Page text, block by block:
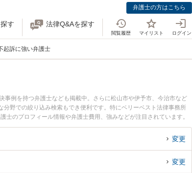
弁護士の方はこちら
す 法律Q&Aを探す
閲覧履歴 マイリスト ログイン
起訴に強い弁護士
例を持つ弁護士なども掲載中。さらに松山市や伊予市、今治市など
野での絞り込み検索もでき便利です。特にベリーベスト法律事務所
のプロフィール情報や弁護士費用、強みなどが注目されています。
の実績豊富な近くの弁護士を検索したい』『初回相談無料で不起訴を
変更
変更